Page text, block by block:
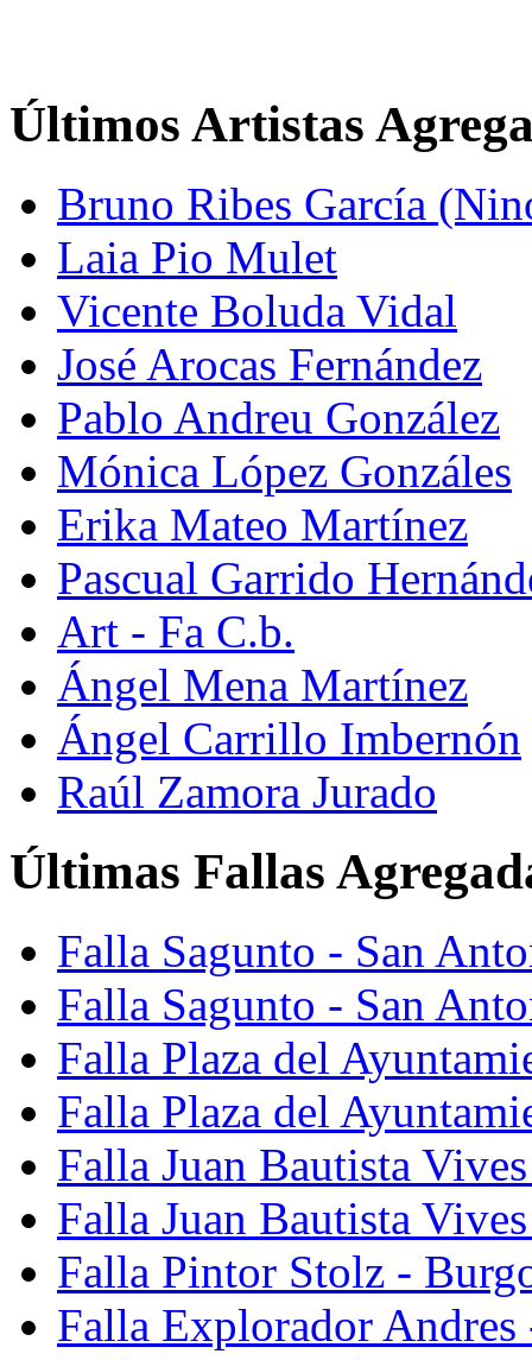
Últimos Artistas
Bruno Ribes García
Laia Pio Mulet
Vicente Boluda Vidal
José Arocas Fernández
Pablo Andreu González
Mónica López Gonzáles
Erika Mateo Martínez
Pascual Garrido
Art - Fa C.b.
Ángel Mena Martínez
Ángel Carrillo Imbernón
Raúl Zamora Jurado
Últimas Fallas
Falla Sagunto - San
Falla Sagunto - San
Falla Plaza del
Falla Plaza del
Falla Juan Bautista
Falla Juan Bautista
Falla Pintor Stolz -
Falla Explorador Andres